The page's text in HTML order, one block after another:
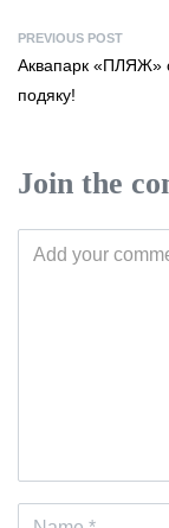
PREVIOUS POST
Аквапарк «ПЛЯЖ»
подяку!
Join the